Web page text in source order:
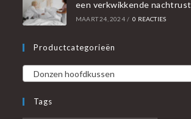
een verkwikkende nachtrust
MAART 24, 2024 / 0 REACTIES
Productcategorieën
Donzen hoofdkussen
Tags